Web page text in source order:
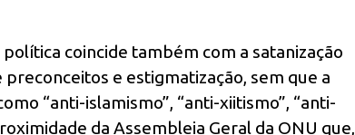
coincide também com a satanização
e estigmatização, sem que a
“anti-islamismo”, “anti-xiitismo”, “anti-
da Assembleia Geral da ONU que,